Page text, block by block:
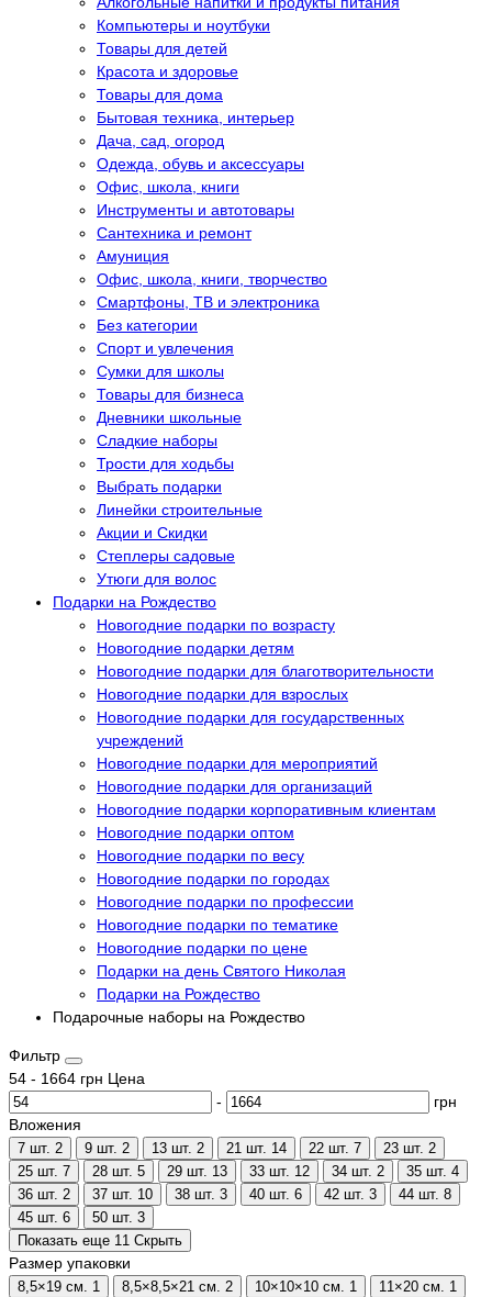
Компьютеры и ноутбуки
Товары для детей
Красота и здоровье
Товары для дома
Бытовая техника, интерьер
Дача, сад, огород
Одежда, обувь и аксессуары
Офис, школа, книги
Инструменты и автотовары
Сантехника и ремонт
Амуниция
Офис, школа, книги, творчество
Смартфоны, ТВ и электроника
Без категории
Спорт и увлечения
Сумки для школы
Товары для бизнеса
Дневники школьные
Сладкие наборы
Трости для ходьбы
Выбрать подарки
Линейки строительные
Акции и Скидки
Степлеры садовые
Утюги для волос
Подарки на Рождество
Новогодние подарки по возрасту
Новогодние подарки детям
Новогодние подарки для благотворительности
Новогодние подарки для взрослых
Новогодние подарки для государственных
учреждений
Новогодние подарки для мероприятий
Новогодние подарки для организаций
Новогодние подарки корпоративным клиентам
Новогодние подарки оптом
Новогодние подарки по весу
Новогодние подарки по городах
Новогодние подарки по профессии
Новогодние подарки по тематике
Новогодние подарки по цене
Подарки на день Святого Николая
Подарки на Рождество
Подарочные наборы на Рождество
Фильтр
54 - 1664 грн Цена
-
грн
Вложения
7 шт. 2 9 шт. 2 13 шт. 2 21 шт. 14 22 шт. 7 23 шт. 2
25 шт. 7 28 шт. 5 29 шт. 13 33 шт. 12 34 шт. 2 35 шт. 4
36 шт. 2 37 шт. 10 38 шт. 3 40 шт. 6 42 шт. 3 44 шт. 8
45 шт. 6 50 шт. 3
Показать еще 11 Скрыть
Размер упаковки
8,5×19 см. 1 8,5×8,5×21 см. 2 10×10×10 см. 1 11×20 см. 1